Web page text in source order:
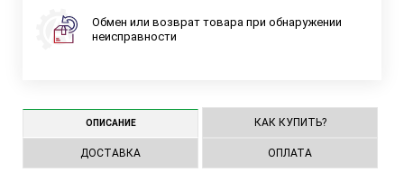
Обмен или возврат товара при обнаружении
неисправности
ОПИСАНИЕ КАК КУПИТЬ?
ДОСТАВКА ОПЛАТА